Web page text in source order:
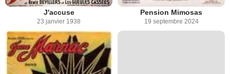
J'accuse
23 janvier 1938
Pension Mimosas
19 septembre 2024